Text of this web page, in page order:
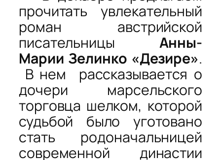
прочитать увлекательный
роман австрийской
писательницы Анны-
Марии Зелинко «Дезире».
В нем рассказывается о
дочери марсельского
торговца шелком, которой
судьбой было уготовано
стать родоначальницей
современной династии